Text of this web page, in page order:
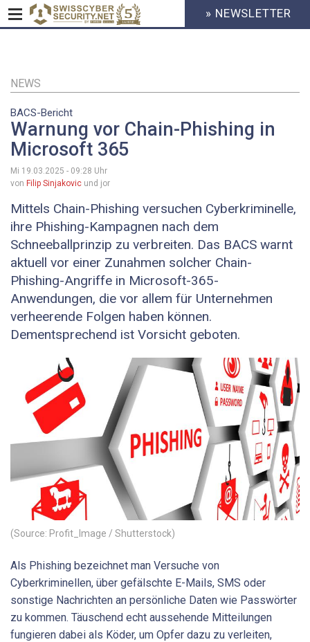
Inhalt
HEADER
MENU
» NEWSLETTER
NEWS
BACS-Bericht
Warnung vor Chain-Phishing in
Microsoft 365
Mi 19.03.2025 - 09:28 Uhr
von Filip Sinjakovic und jor
Mittels Chain-Phishing versuchen Cyberkriminelle,
ihre Phishing-Kampagnen nach dem
Schneeballprinzip zu verbreiten. Das BACS warnt
aktuell vor einer Zunahmen solcher Chain-
Phishing-Angriffe in Microsoft-365-
Anwendungen, die vor allem für Unternehmen
verheerende Folgen haben können.
Dementsprechend ist Vorsicht geboten.
(Source: Profit_Image / Shutterstock)
Als Phishing bezeichnet man Versuche von
Cyberkriminellen, über gefälschte E-Mails, SMS oder
sonstige Nachrichten an persönliche Daten wie Passwörter
zu kommen. Täuschend echt aussehende Mitteilungen
fungieren dabei als Köder, um Opfer dazu zu verleiten,